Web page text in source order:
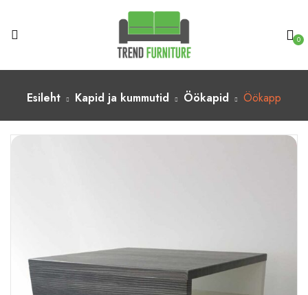
0
Esileht Kapid ja kummutid Öökapid Öökapp